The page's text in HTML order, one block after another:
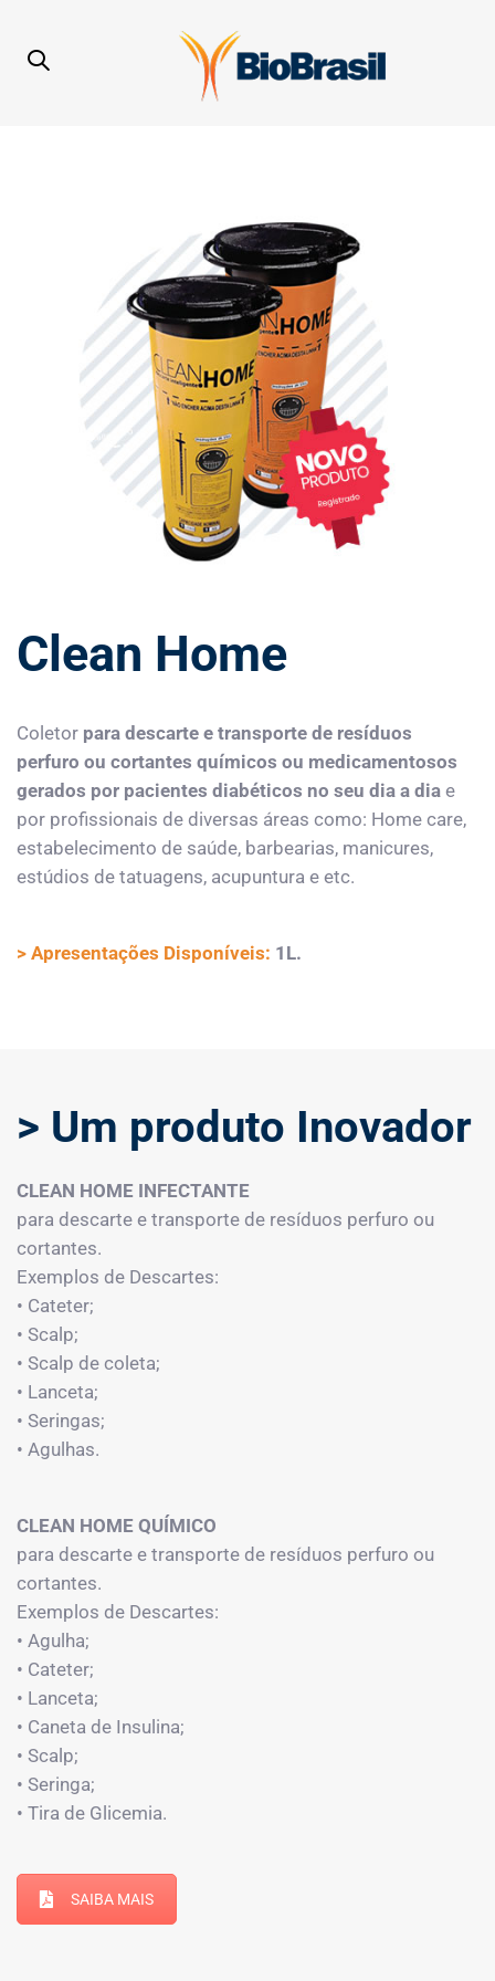
Clean Home
Coletor para descarte e transporte de resíduos
perfuro ou cortantes químicos ou medicamentosos
gerados por pacientes diabéticos no seu dia a dia e
por profissionais de diversas áreas como: Home care,
estabelecimento de saúde, barbearias, manicures,
estúdios de tatuagens, acupuntura e etc.
> Apresentações Disponíveis: 1L.
> Um produto Inovador
CLEAN HOME INFECTANTE
para descarte e transporte de resíduos perfuro ou
cortantes.
Exemplos de Descartes:
• Cateter;
• Scalp;
• Scalp de coleta;
• Lanceta;
• Seringas;
• Agulhas.
CLEAN HOME QUÍMICO
para descarte e transporte de resíduos perfuro ou
cortantes.
Exemplos de Descartes:
• Agulha;
• Cateter;
• Lanceta;
• Caneta de Insulina;
• Scalp;
• Seringa;
• Tira de Glicemia.
SAIBA MAIS